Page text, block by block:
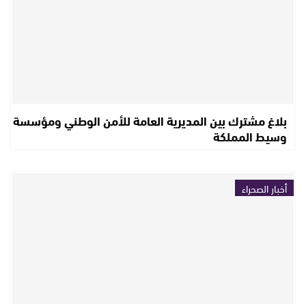
بلاغ مشترك بين المديرية العامة للأمن الوطني ومؤسسة
وسيط المملكة
أخبار الصحراء